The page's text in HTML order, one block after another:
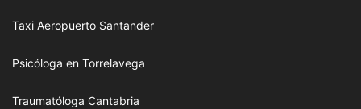
Taxi Aeropuerto Santander
Psicóloga en Torrelavega
Traumatóloga Cantabria